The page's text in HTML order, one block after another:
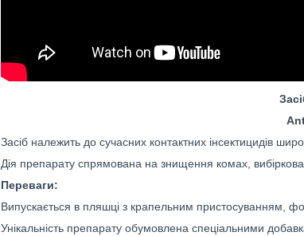
Засіб належить до сучасних контактних інсектицидів
Дія препарату спрямована на знищення комах, вибіркова
Переваги:
Випускається в пляшці з крапельним пристосуванням,
Унікальність препарату обумовлена спеціальними